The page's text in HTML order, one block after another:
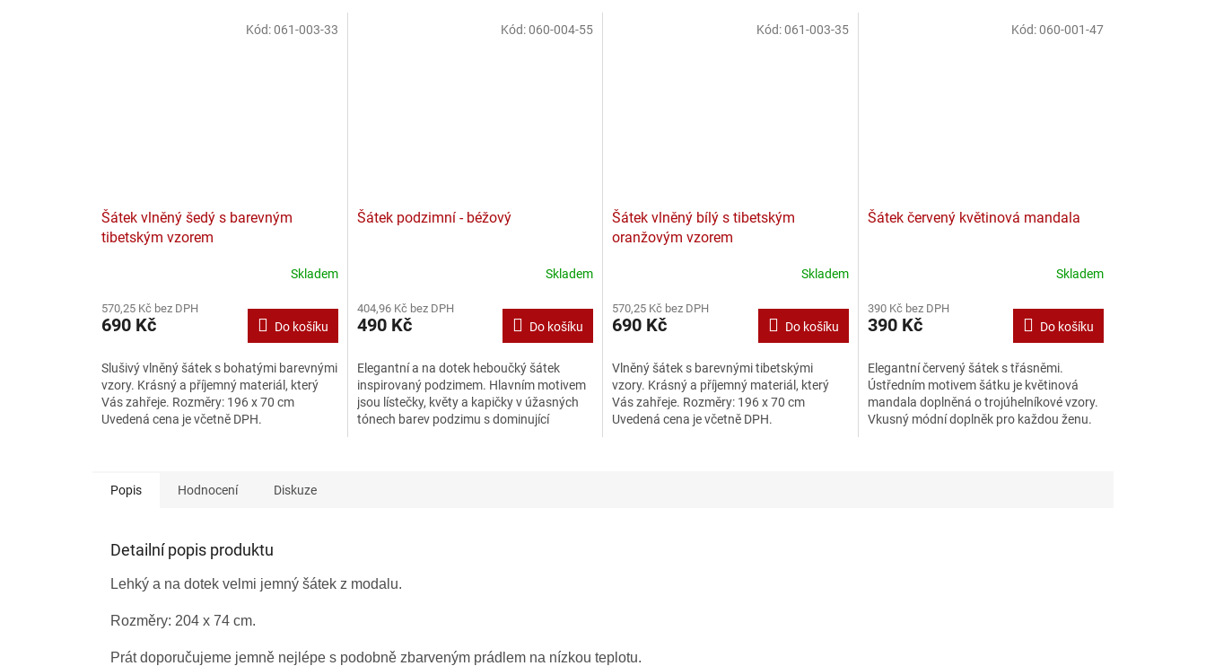
Šátek vlněný šedý s barevným
tibetským vzorem
Skladem
570,25 Kč bez DPH
690 Kč Do košíku
Slušivý vlněný šátek s bohatými barevnými
vzory. Krásný a příjemný materiál, který
Vás zahřeje. Rozměry: 196 x 70 cm
Uvedená cena je včetně DPH.
Kód:061-003-33
Šátek podzimní - béžový
Skladem
404,96 Kč bez DPH
490 Kč Do košíku
Elegantní a na dotek heboučký šátek
inspirovaný podzimem. Hlavním motivem
jsou lístečky, květy a kapičky v úžasných
tónech barev podzimu s dominující
Kód:060-004-55
Šátek vlněný bílý s tibetským
oranžovým vzorem
Skladem
570,25 Kč bez DPH
690 Kč Do košíku
Vlněný šátek s barevnými tibetskými
vzory. Krásný a příjemný materiál, který
Vás zahřeje. Rozměry: 196 x 70 cm
Uvedená cena je včetně DPH.
Kód:061-003-35
Šátek červený květinová mandala
Skladem
390 Kč bez DPH
390 Kč Do košíku
Elegantní červený šátek s třásněmi.
Ústředním motivem šátku je květinová
mandala doplněná o trojúhelníkové vzory.
Vkusný módní doplněk pro každou ženu.
Kód:060-001-47
Popis Hodnocení Diskuze
Detailní popis produktu
Lehký a na dotek velmi jemný šátek z modalu.
Rozměry: 204 x 74 cm.
Prát doporučujeme jemně nejlépe s podobně zbarveným prádlem na nízkou teplotu.